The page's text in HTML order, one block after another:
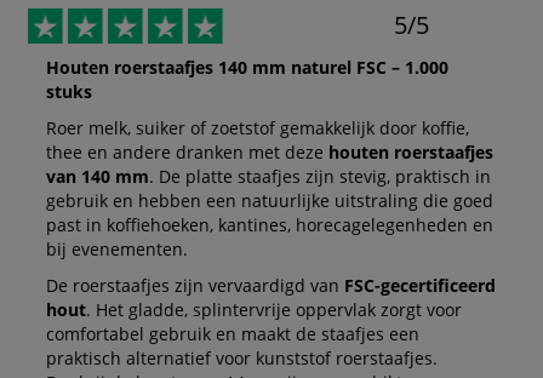
5/5
Houten roerstaafjes 140 mm naturel FSC – 1.000
stuks
Roer melk, suiker of zoetstof gemakkelijk door koffie,
thee en andere dranken met deze houten roerstaafjes
van 140 mm. De platte staafjes zijn stevig, praktisch in
gebruik en hebben een natuurlijke uitstraling die goed
past in koffiehoeken, kantines, horecagelegenheden en
bij evenementen.
De roerstaafjes zijn vervaardigd van FSC-gecertificeerd
hout. Het gladde, splintervrije oppervlak zorgt voor
comfortabel gebruik en maakt de staafjes een
praktisch alternatief voor kunststof roerstaafjes.